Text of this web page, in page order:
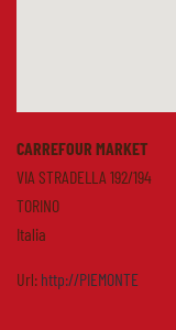
CARREFOUR MARKET
VIA STRADELLA 192/194
TORINO
Italia
Url: http://PIEMONTE